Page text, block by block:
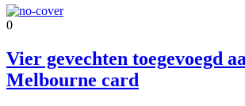
0
Vier gevechten toegevoegd
Melbourne card